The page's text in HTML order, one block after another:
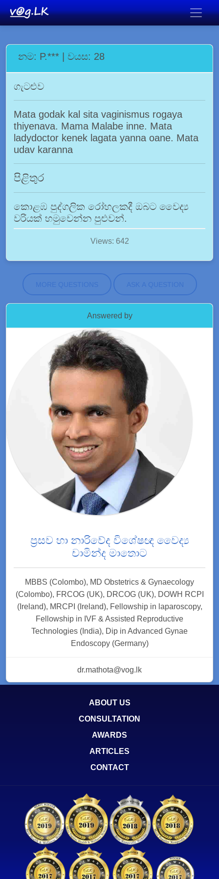
නම: P.*** | වයස: 28
ගැටළුව
Mata godak kal sita vaginismus rogaya
thiyenava. Mama Malabe inne. Mata
ladydoctor kenek lagata yanna oane. Mata
udav karanna
පිළිතුර
කොළඹ පුද්ගලික රෝහලකදී ඔබට වෛද්‍ය
වරියක් හමුවෙන්න පුළුවන්.
Views: 642
MORE QUESTIONS ASK A QUESTION
Answered by
ප්‍රසව හා නාරිවේද විශේෂඥ වෛද්‍ය
චාමින්ද මාතොට
MBBS (Colombo), MD Obstetrics & Gynaecology
(Colombo), FRCOG (UK), DRCOG (UK), DOWH RCPI
(Ireland), MRCPI (Ireland), Fellowship in laparoscopy,
Fellowship in IVF & Assisted Reproductive
Technologies (India), Dip in Advanced Gynae
Endoscopy (Germany)
dr.mathota@vog.lk
ABOUT US
CONSULTATION
AWARDS
ARTICLES
CONTACT